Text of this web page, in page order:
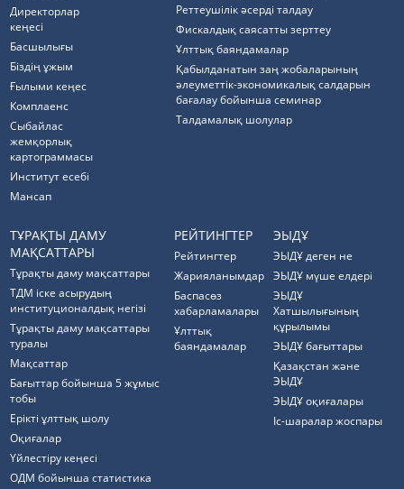
Директорлар
кеңесі
Басшылығы
Біздің ұжым
Ғылыми кеңес
Комплаенс
Cыбайлас
жемқорлық
картограммасы
Институт есебі
Мансап
Реттеушілік әсерді талдау
Фискалдық саясатты зерттеу
Ұлттық баяндамалар
Қабылданатын заң жобаларының
әлеуметтік-экономикалық салдарын
бағалау бойынша семинар
Талдамалық шолулар
ТҰРАҚТЫ ДАМУ
МАҚСАТТАРЫ
Тұрақты даму мақсаттары
ТДМ іске асырудың
институционалдық негізі
Тұрақты даму мақсаттары
туралы
Мақсаттар
Бағыттар бойынша 5 жұмыс
тобы
Ерікті ұлттық шолу
Оқиғалар
Үйлестіру кеңесі
ОДМ бойынша статистика
РЕЙТИНГТЕР
Рейтингтер
Жарияланымдар
Баспасөз
хабарламалары
Ұлттық
баяндамалар
ЭЫДҰ
ЭЫДҰ деген не
ЭЫДҰ мүше елдері
ЭЫДҰ
Хатшылығының
құрылымы
ЭЫДҰ бағыттары
Қазақстан және
ЭЫДҰ
ЭЫДҰ оқиғалары
Іс-шаралар жоспары